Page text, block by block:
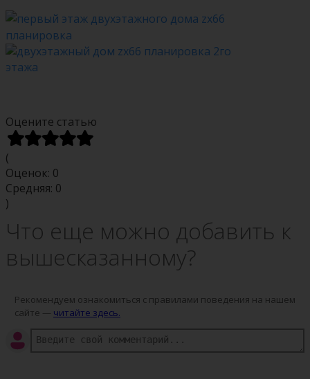
Оцените статью
(
Оценок: 0
Средняя: 0
)
Что еще можно добавить к
вышесказанному?
Рекомендуем ознакомиться с правилами поведения на нашем
сайте — читайте здесь.